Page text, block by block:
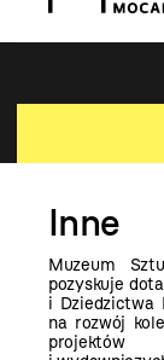
Inne
Muzeum
pozyskuje
i Dziedzictwa
na rozwój
projektów